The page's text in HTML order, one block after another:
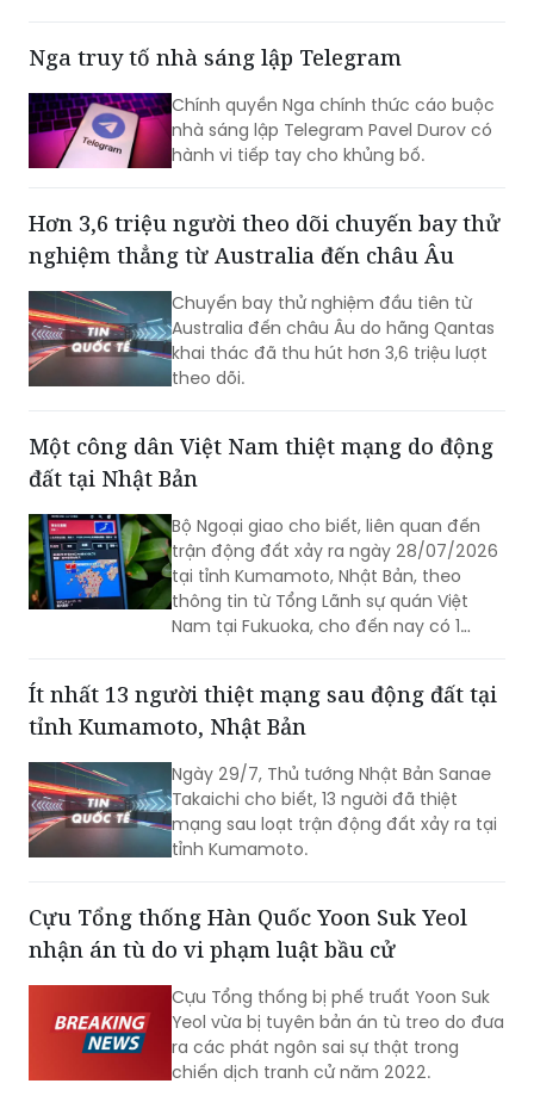
nhận mức tiền ký gửi lên tới khoảng 170
được nhiều tiền nhất tại Trại tạm giam
miền Nam Seoul.
Nga truy tố nhà sáng lập Telegram
Chính quyền Nga chính thức cáo buộc
nhà sáng lập Telegram Pavel Durov có
hành vi tiếp tay cho khủng bố.
Hơn 3,6 triệu người theo dõi chuyến bay thử
nghiệm thẳng từ Australia đến châu Âu
Chuyến bay thử nghiệm đầu tiên từ
Australia đến châu Âu do hãng Qantas
khai thác đã thu hút hơn 3,6 triệu lượt
theo dõi.
Một công dân Việt Nam thiệt mạng do động
đất tại Nhật Bản
Bộ Ngoại giao cho biết, liên quan đến
trận động đất xảy ra ngày 28/07/2026
tại tỉnh Kumamoto, Nhật Bản, theo
thông tin từ Tổng Lãnh sự quán Việt
Nam tại Fukuoka, cho đến nay có 1
trận động đất.
Ít nhất 13 người thiệt mạng sau động đất tại
tỉnh Kumamoto, Nhật Bản
Ngày 29/7, Thủ tướng Nhật Bản Sanae
Takaichi cho biết, 13 người đã thiệt
mạng sau loạt trận động đất xảy ra tại
tỉnh Kumamoto.
Cựu Tổng thống Hàn Quốc Yoon Suk Yeol
nhận án tù do vi phạm luật bầu cử
Cựu Tổng thống bị phế truất Yoon Suk
Yeol vừa bị tuyên bản án tù treo do đưa
ra các phát ngôn sai sự thật trong
chiến dịch tranh cử năm 2022.